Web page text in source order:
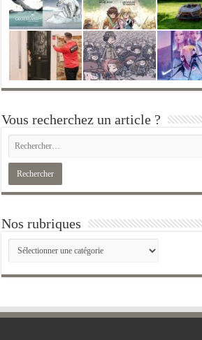
Vous recherchez un article ?
Nos rubriques
Nos
rubriques